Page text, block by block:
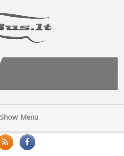
Show Menu